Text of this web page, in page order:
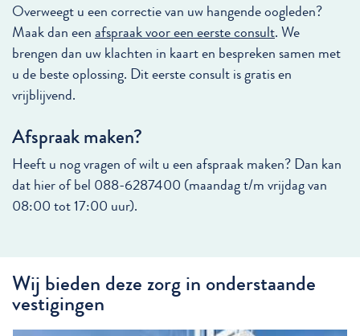
Overweegt u een correctie van uw hangende oogleden?
Maak dan een afspraak voor een eerste consult. We
brengen dan uw klachten in kaart en bespreken samen met
u de beste oplossing. Dit eerste consult is gratis en
vrijblijvend.
Afspraak maken?
Heeft u nog vragen of wilt u een afspraak maken? Dan kan
dat hier of bel 088-6287400 (maandag t/m vrijdag van
08:00 tot 17:00 uur).
Wij bieden deze zorg in onderstaande
vestigingen